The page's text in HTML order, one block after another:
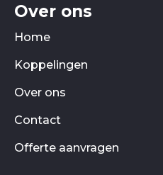
Over ons
Home
Koppelingen
Over ons
Contact
Offerte aanvragen